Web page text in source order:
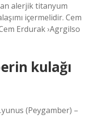
alerjik titanyum
içermelidir. Cem
Erdurak ›Agrgilso
kulağı
(Peygamber) –